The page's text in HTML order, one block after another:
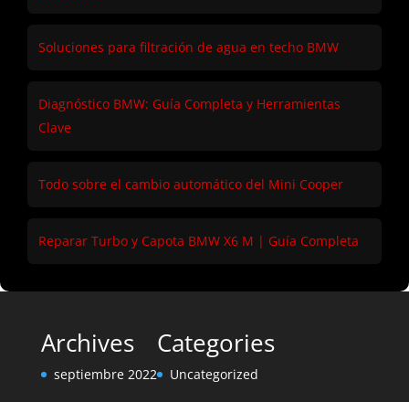
Soluciones para filtración de agua en techo BMW
Diagnóstico BMW: Guía Completa y Herramientas
Clave
Todo sobre el cambio automático del Mini Cooper
Reparar Turbo y Capota BMW X6 M | Guía Completa
Archives
septiembre 2022
Categories
Uncategorized